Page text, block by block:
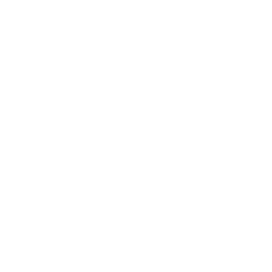
до турнікета у критичний момент.